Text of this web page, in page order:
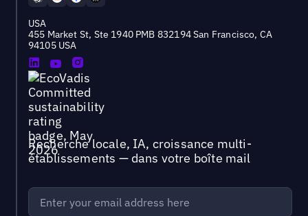
USA
455 Market St, Ste 1940 PMB 832194 San Francisco, CA
94105 USA
Recherche locale, IA, croissance multi-
établissements — dans votre boîte mail